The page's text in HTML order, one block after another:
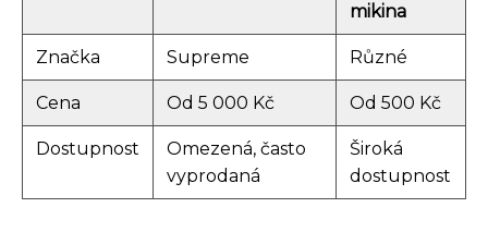
mikina
Značka Supreme Různé
Cena Od 5 000 Kč Od 500 Kč
Dostupnost
Omezená, často
vyprodaná
Široká
dostupnost